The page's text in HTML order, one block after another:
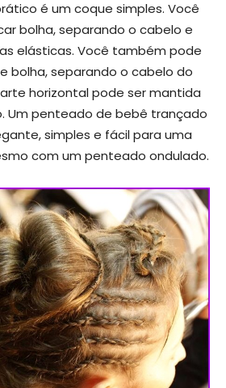
é um coque simples. Você
bolha, separando o cabelo e
elásticas. Você também pode
bolha, separando o cabelo do
horizontal pode ser mantida
Um penteado de bebê trançado
simples e fácil para uma
com um penteado ondulado.